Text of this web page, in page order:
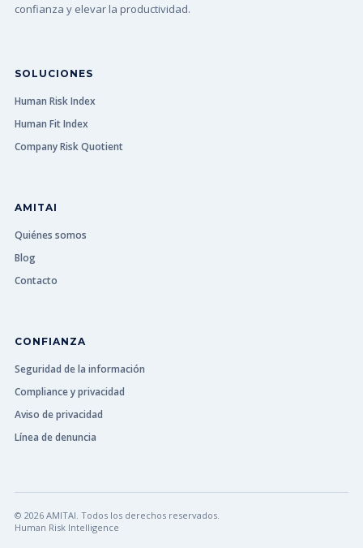
confianza y elevar la productividad.
SOLUCIONES
Human Risk Index
Human Fit Index
Company Risk Quotient
AMITAI
Quiénes somos
Blog
Contacto
CONFIANZA
Seguridad de la información
Compliance y privacidad
Aviso de privacidad
Línea de denuncia
© 2026 AMITAI. Todos los derechos reservados.
Human Risk Intelligence